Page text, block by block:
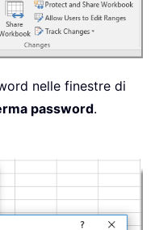
nelle finestre di
password.